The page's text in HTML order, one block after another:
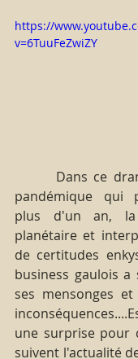
https://
v=6TuuFeZwiZY
pandémique qui
plus d'un an,
planétaire et
de certitudes
business gaulois
ses mensonges
une surprise pour
suivent l'actualité